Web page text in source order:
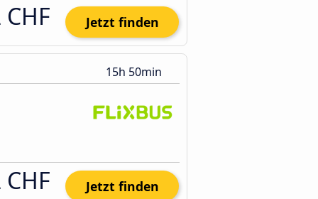
Jetzt finden
15h 50min
Jetzt finden